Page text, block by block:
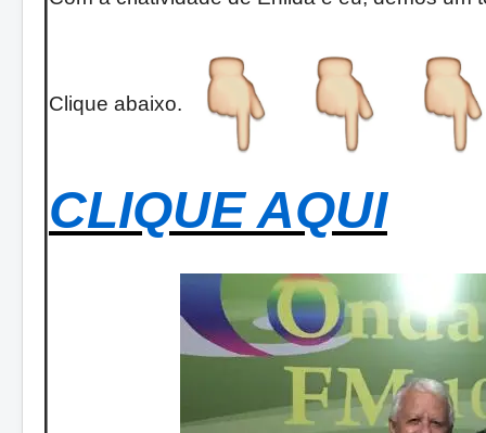
Clique abaixo.
CLIQUE AQUI